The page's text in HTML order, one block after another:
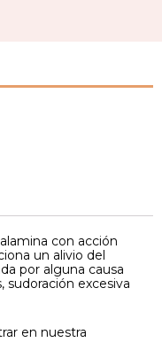
con acción
un alivio del
por alguna causa
sudoración excesiva
en nuestra